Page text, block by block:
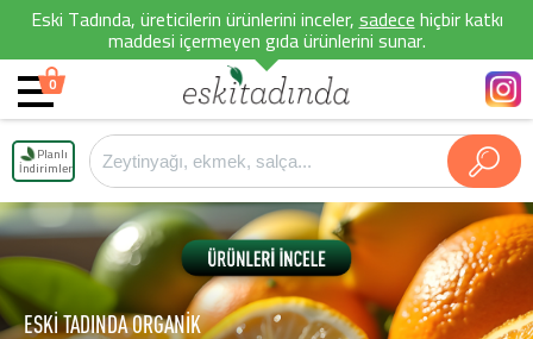
Eski Tadında, üreticilerin ürünlerini inceler,sadecehiçbir katkı
maddesi içermeyen gıda ürünlerini sunar.
0
Planlı
İndirimler
ESKİ TADINDA ORGANİK